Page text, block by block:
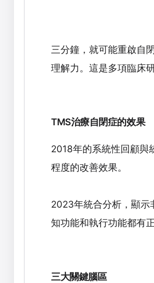
三分鐘，就可能重啟自
理解力。這是多項臨床
TMS治療自閉症的效果
2018年的系統性回顧與
程度的改善效果。
2023年統合分析，顯示
知功能和執行功能都有正
三大關鍵腦區